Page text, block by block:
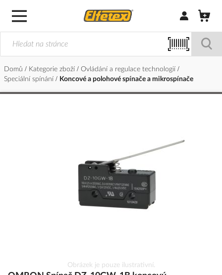
Přihlásit/
Domů Kategorie zboží
Ovládání a regulace technologií
Speciální spínání
Koncové a polohové spínače a mikrospínače
Obrázek je pouze ilustrativní.